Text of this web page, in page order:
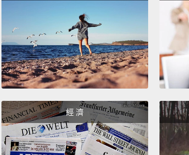
如果我死了，別人要多久才會
S**t, I gotta call Mom.
他*的，我忘了要打給阿母。
Reese Witherspoon has
20 years.
瑞絲‧薇斯朋擔當電影女主角
Am I sure I locked the door?
經 濟